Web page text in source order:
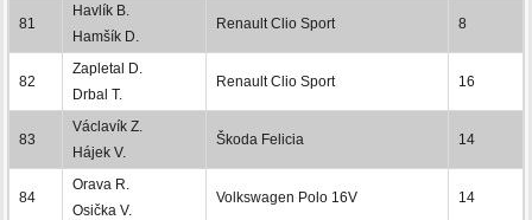
81
Havlík B.
Hamšík D.
Renault Clio Sport 8
82
Zapletal D.
Drbal T.
Renault Clio Sport 16
83
Václavík Z.
Hájek V.
Škoda Felicia 14
84
Orava R.
Osička V.
Volkswagen Polo 16V 14